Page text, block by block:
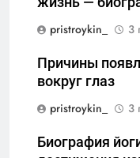
pristroykin_
3
Причины
вокруг глаз
pristroykin_
3
Биография